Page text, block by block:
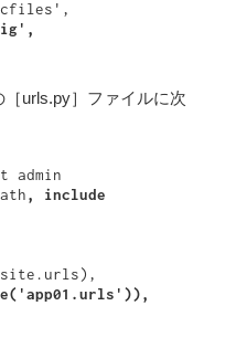
urls.py］ファイルに次
admin